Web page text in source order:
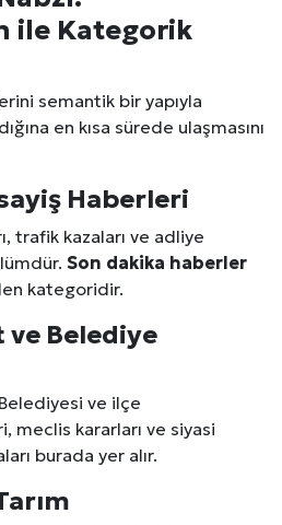
ile Kategorik
semantik bir yapıyla
en kısa sürede ulaşmasını
Haberleri
trafik kazaları ve adliye
Son dakika haberler
kategoridir.
ve Belediye
ve ilçe
meclis kararları ve siyasi
burada yer alır.